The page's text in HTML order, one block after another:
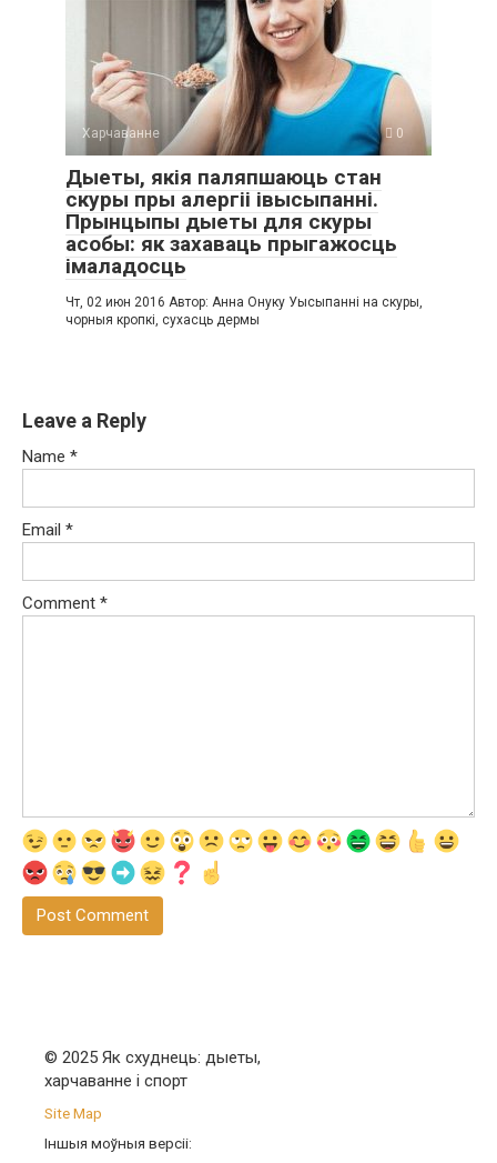
Харчаванне 0
Дыеты, якія паляпшаюць стан
скуры пры алергіі івысыпанні.
Прынцыпы дыеты для скуры
асобы: як захаваць прыгажосць
імаладосць
Чт, 02 июн 2016 Автор: Анна Онуку Уысыпанні на скуры,
чорныя кропкі, сухасць дермы
Leave a Reply
Name *
Email *
Comment *
© 2025 Як схуднець: дыеты,
харчаванне і спорт
Site Map
Іншыя моўныя версіі: